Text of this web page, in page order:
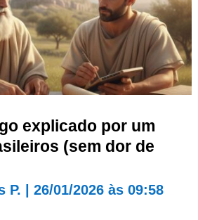
explicado por um
(sem dor de
P. 26/01/2026 às 09:58